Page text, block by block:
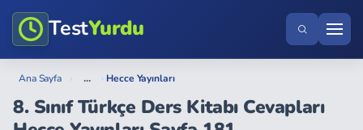
TestYurdu
Ana Sayfa › ... › Hecce Yayınları
8. Sınıf Türkçe Ders Kitabı Cevapları